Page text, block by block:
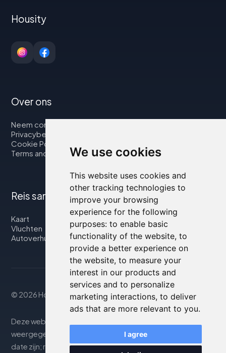
We use cookies
This website uses cookies and
other tracking technologies to
improve your browsing
experience for the following
purposes: to enable basic
functionality of the website, to
provide a better experience on
the website, to measure your
interest in our products and
services and to personalize
marketing interactions, to deliver
ads that are more relevant to you.
I agree
Housity
Over ons
Neem contact op met
Privacybeleid
Cookie Policy
Terms and Conditions
Reis samen met ons
Kaart
Vluchten
Autoverhuur
© 2026 Housity.net
Deze website biedt informatie uitsluitend ter. De
weergegeven informatie kan onnauwkeurig of niet up-to-
date zijn; raadpleeg de officiële website voor nauwkeurige